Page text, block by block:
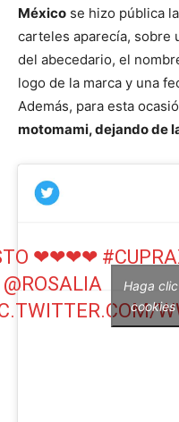
México se hizo pública
carteles aparecía, sobre
del abecedario, el
logo de la marca y una
Además, para esta
motomami, dejando de
❤❤❤❤
@ROSALIA
Haga
cookies